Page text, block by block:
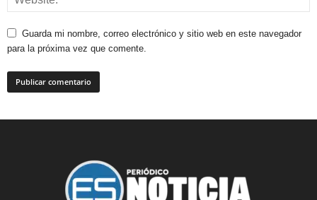
Guarda mi nombre, correo electrónico y sitio web en este navegador
para la próxima vez que comente.